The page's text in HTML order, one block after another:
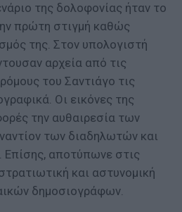
της δολοφονίας ήταν το
πρώτη στιγμή καθώς
της. Στον υπολογιστή
αρχεία από τις
του Σαντιάγο τις
Οι εικόνες της
την αυθαιρεσία των
των διαδηλωτών και
Επίσης, αποτύπωνε στις
και αστυνομική
δημοσιογράφων.